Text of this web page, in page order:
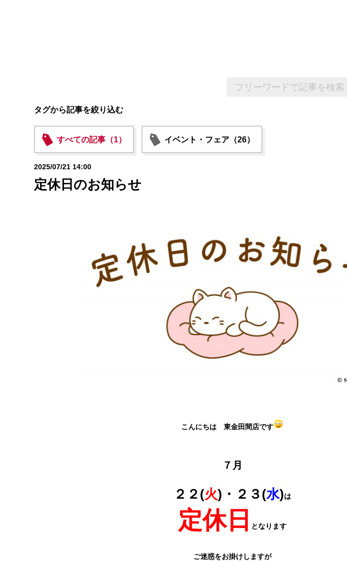
タグから記事を絞り込む
すべての記事（1） イベント・フェア（26）
2025/07/21 14:00
定休日のお知らせ
こんにちは 東金田間店です
７月
２２(火)・２３(水)は
定休日 となります
ご迷惑をお掛けしますが